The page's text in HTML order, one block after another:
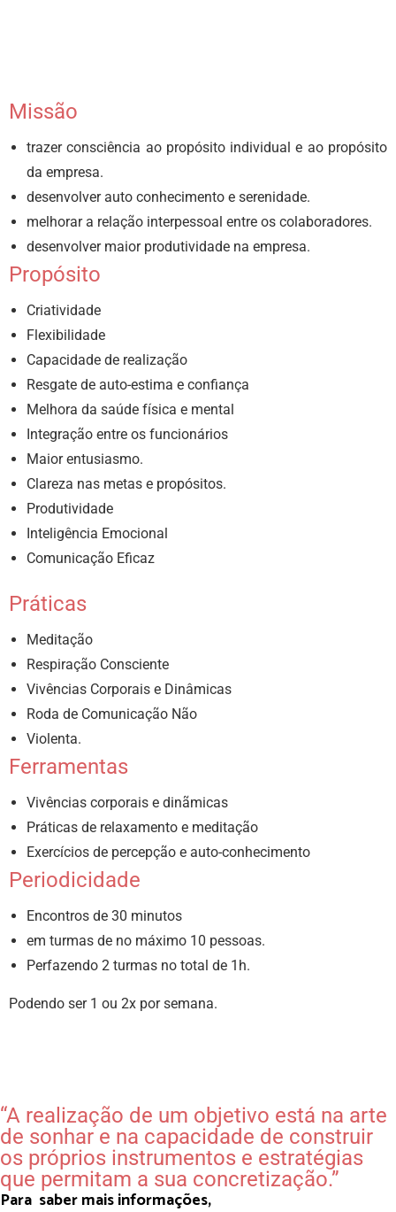
Missão
trazer consciência ao propósito individual e ao propósito
da empresa.
desenvolver auto conhecimento e serenidade.
melhorar a relação interpessoal entre os colaboradores.
desenvolver maior produtividade na empresa.
Propósito
Criatividade
Flexibilidade
Capacidade de realização
Resgate de auto-estima e confiança
Melhora da saúde física e mental
Integração entre os funcionários
Maior entusiasmo.
Clareza nas metas e propósitos.
Produtividade
Inteligência Emocional
Comunicação Eficaz
Práticas
Meditação
Respiração Consciente
Vivências Corporais e Dinâmicas
Roda de Comunicação Não
Violenta.
Ferramentas
Vivências corporais e dinãmicas
Práticas de relaxamento e meditação
Exercícios de percepção e auto-conhecimento
Periodicidade
Encontros de 30 minutos
em turmas de no máximo 10 pessoas.
Perfazendo 2 turmas no total de 1h.
Podendo ser 1 ou 2x por semana.
“A realização de um objetivo está na arte
de sonhar e na capacidade de construir
os próprios instrumentos e estratégias
que permitam a sua concretização.”
Para saber mais informações,